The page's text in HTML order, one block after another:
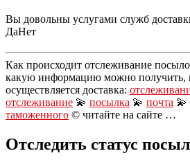
Вы довольны услугами служб
ДаНет
Как происходит отслеживание
какую информацию можно получить,
осуществляется доставка:
отслеживание 💫 посылка 💫 почта 💫
таможенного © читайте на сайте …
Отследить статус